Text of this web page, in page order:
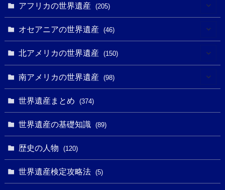
(10)
(10)
(4)
(3)
(6)
(1)
(43)
(4)
アフリカの世界遺産 (205)
(8)
(1)
(32)
(13)
オセアニアの世界遺産 (46)
(25)
(6)
(1)
北アメリカの世界遺産 (150)
(31)
(27)
(10)
南アメリカの世界遺産 (98)
(4)
(9)
世界遺産まとめ (374)
世界遺産の基礎知識 (89)
歴史の人物 (120)
世界遺産検定攻略法 (5)